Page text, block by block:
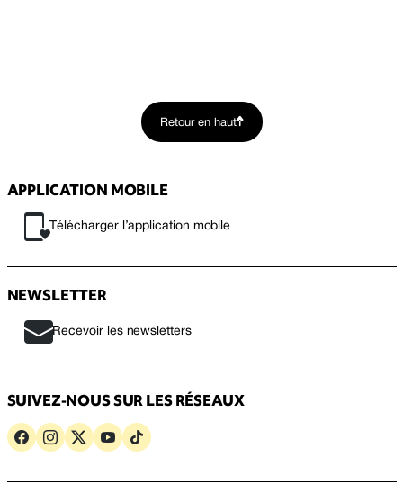
Retour en haut
APPLICATION MOBILE
Télécharger l’application mobile
NEWSLETTER
Recevoir les newsletters
SUIVEZ-NOUS SUR LES RÉSEAUX